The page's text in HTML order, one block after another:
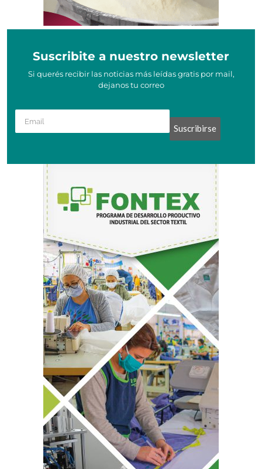
Suscribite a nuestro newsletter
Si querés recibir las noticias más leídas gratis por mail,
dejanos tu correo
Suscribirse